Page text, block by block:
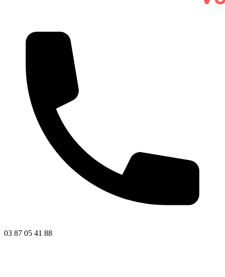
03 87 05 41 88